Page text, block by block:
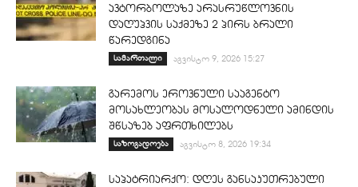
ავტორბოლაზე არასრუწლოვნის
დაღუპვის საქმეზე 2 პირს ბრალი
წარედგინა
სამართალი აგვისტო 9, 2026 15:27
გარემოს ეროვნული სააგენტო
მოსახლეობას მოსალოდნელი ამინდის
შწსაზებ აფრთხილებს
საზოგადოება აგვისტო 8, 2026 19:34
საპატრიარქო: დღეს განსაკუთრებული